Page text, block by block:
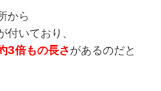
から
いており、
3倍もの長さがあるのだと